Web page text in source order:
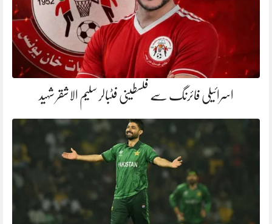
اسرائیلی فائرنگ سے فلسطینی فٹبالر سلیم الاشقر شہید